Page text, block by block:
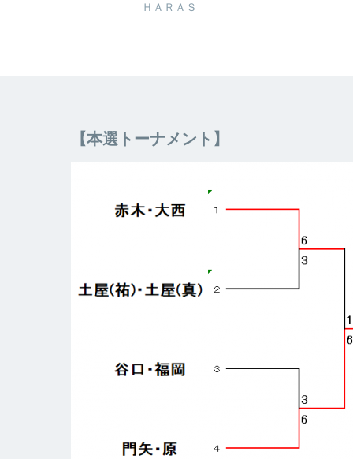
ＨＡＲＡＳ
【本選トーナメント】